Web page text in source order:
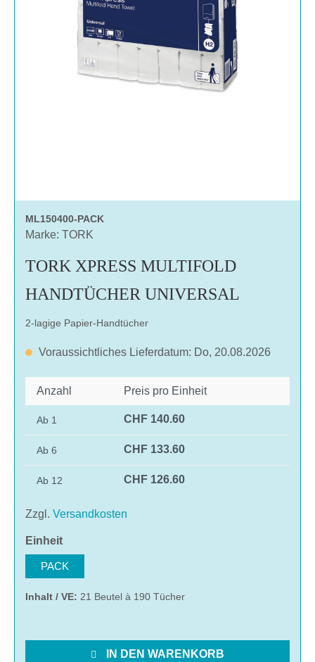
ML150400-PACK
Marke: TORK
TORK XPRESS MULTIFOLD
HANDTÜCHER UNIVERSAL
2-lagige Papier-Handtücher
Voraussichtliches Lieferdatum: Do, 20.08.2026
Anzahl Preis pro Einheit
Ab 1 CHF 140.60
Ab 6 CHF 133.60
Ab 12 CHF 126.60
Zzgl. Versandkosten
Einheitauswählen
PACK
Inhalt / VE: 21 Beutel à 190 Tücher
IN DEN WARENKORB